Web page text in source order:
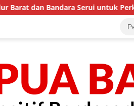
dan Bandara Serui untuk